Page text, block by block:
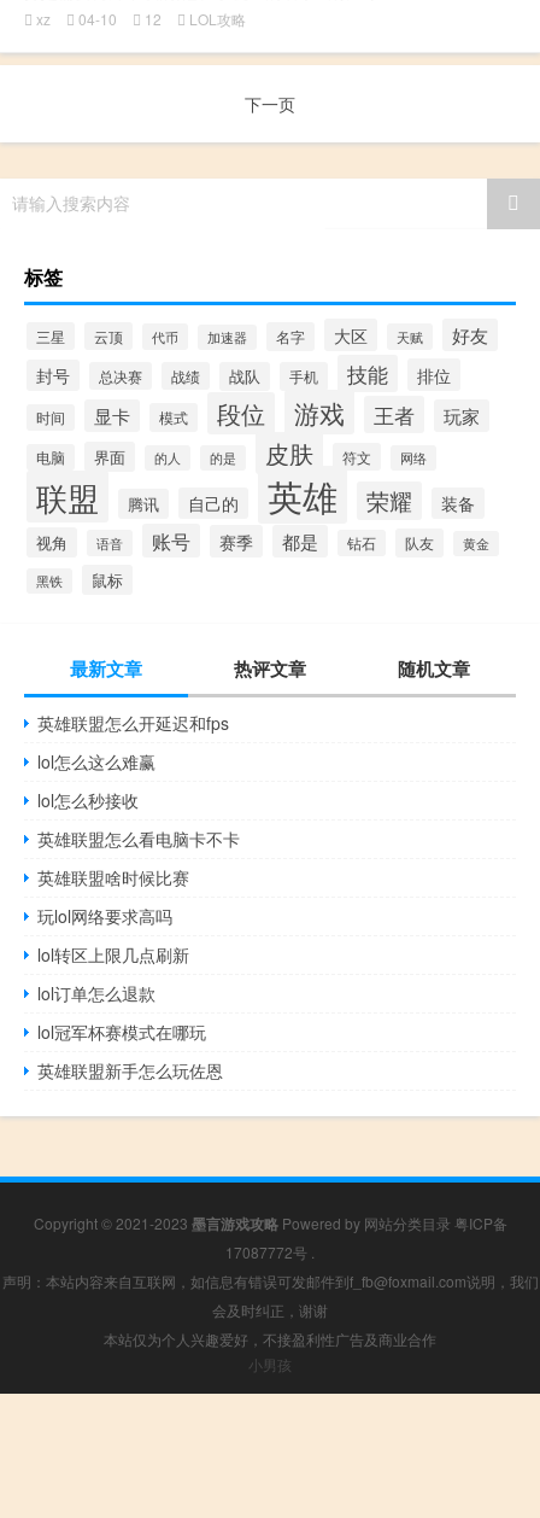
xz 04-10 12 LOL攻略
下一页
请输入搜索内容
标签
三星 云顶 代币 加速器 名字 大区 天赋 好友
封号 总决赛 战绩 战队 手机 技能 排位
时间 显卡 模式 段位 游戏 王者 玩家
电脑 界面 的人 的是 皮肤 符文 网络
联盟 腾讯 自己的 英雄 荣耀 装备
视角 语音 账号 赛季 都是 钻石 队友 黄金
黑铁 鼠标
最新文章 热评文章 随机文章
英雄联盟怎么开延迟和fps
lol怎么这么难赢
lol怎么秒接收
英雄联盟怎么看电脑卡不卡
英雄联盟啥时候比赛
玩lol网络要求高吗
lol转区上限几点刷新
lol订单怎么退款
lol冠军杯赛模式在哪玩
英雄联盟新手怎么玩佐恩
Copyright © 2021-2023 墨言游戏攻略Powered by 网站分类目录 粤ICP备
17087772号
声明：本站内容来自互联网，如信息有错误可发邮件到f_fb@foxmail.com说明，我们
会及时纠正，谢谢
本站仅为个人兴趣爱好，不接盈利性广告及商业合作
小男孩